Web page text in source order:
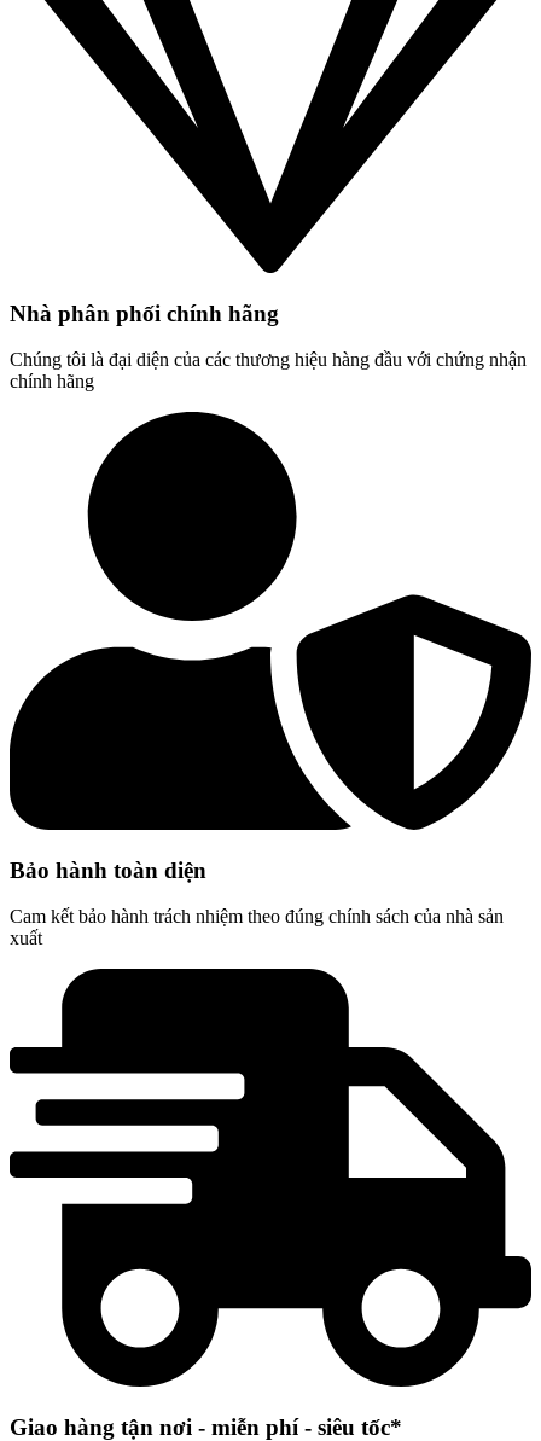
Nhà phân phối chính hãng
Chúng tôi là đại diện của các thương hiệu hàng đầu với chứng nhận
chính hãng
Bảo hành toàn diện
Cam kết bảo hành trách nhiệm theo đúng chính sách của nhà sản
xuất
Giao hàng tận nơi - miễn phí - siêu tốc*